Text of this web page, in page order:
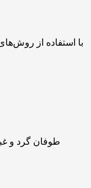
با استفاده از
طوفان گرد و